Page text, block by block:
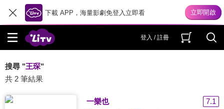
下載 APP，海量影劇免登入立即看
登入 / 註冊
搜尋 "王琛"
共 2 筆結果
一樂也
7.1